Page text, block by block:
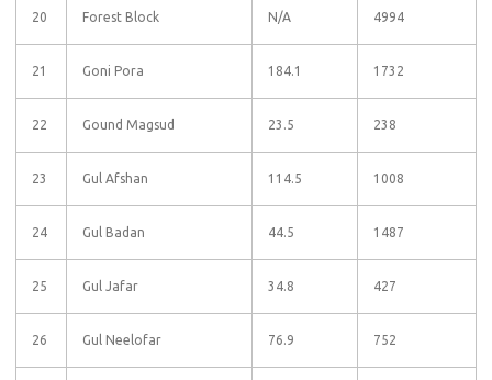
20 Forest Block N/A 4994
21 Goni Pora 184.1 1732
22 Gound Magsud 23.5 238
23 Gul Afshan 114.5 1008
24 Gul Badan 44.5 1487
25 Gul Jafar 34.8 427
26 Gul Neelofar 76.9 752